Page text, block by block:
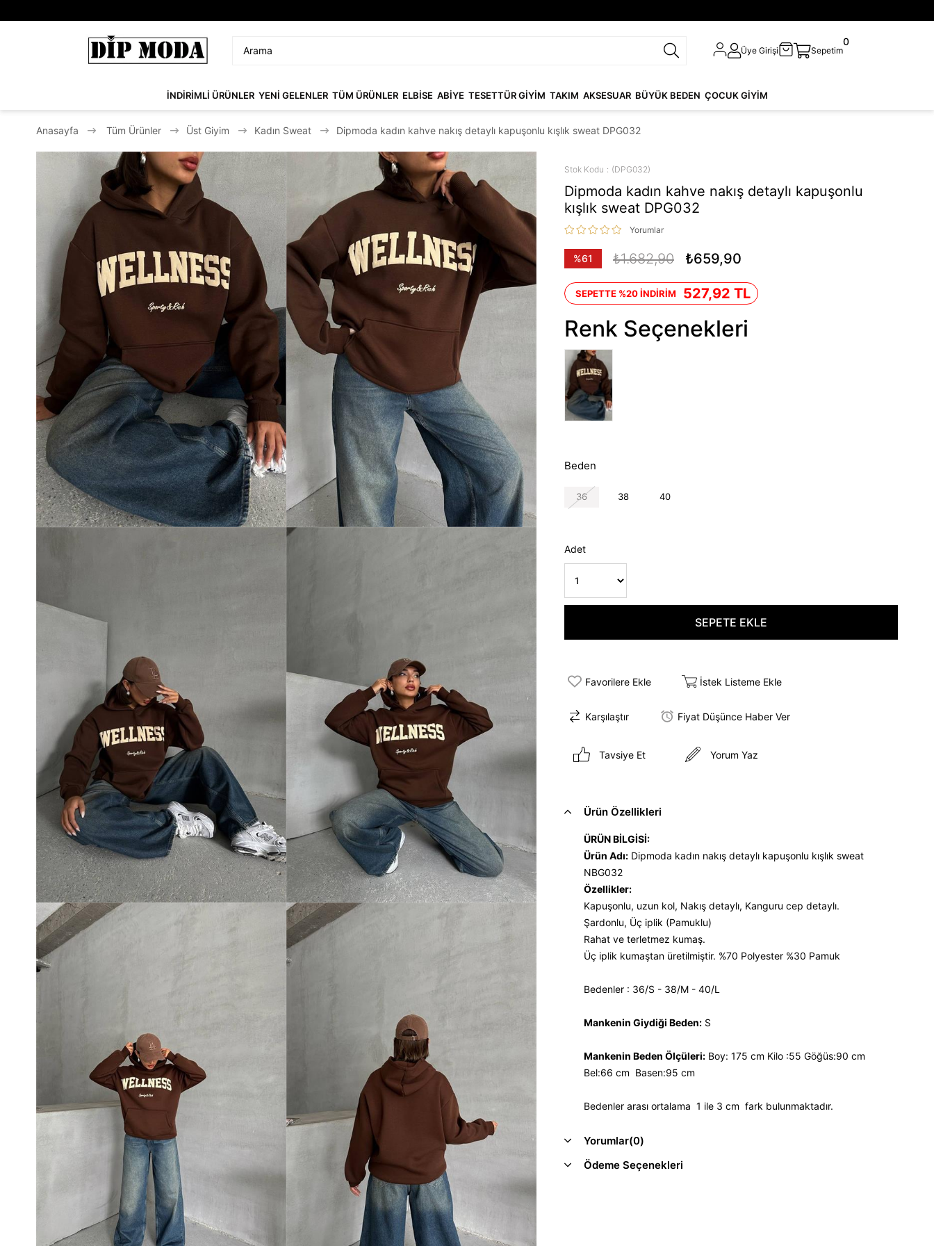
Üye Girişi Sepetim
0
İNDİRİMLİ ÜRÜNLER YENİ GELENLER TÜM ÜRÜNLER ELBİSE ABİYE TESETTÜR GİYİM TAKIM AKSESUAR BÜYÜK BEDEN ÇOCUK GİYİM
Anasayfa Tüm Ürünler Üst Giyim Kadın Sweat Dipmoda kadın kahve nakış detaylı kapuşonlu kışlık sweat DPG032
Stok Kodu (DPG032)
Dipmoda kadın kahve nakış detaylı kapuşonlu
kışlık sweat DPG032
Yorumlar
%61
₺1.682,90 ₺659,90
SEPETTE %20 İNDİRİM 527,92 TL
Renk Seçenekleri
Beden
36 38 40
Adet
Favorilere Ekle İstek Listeme Ekle
Karşılaştır Fiyat Düşünce Haber Ver
Tavsiye Et Yorum Yaz
Ürün Özellikleri
ÜRÜN BİLGİSİ:
Ürün Adı: Dipmoda kadın nakış detaylı kapuşonlu kışlık sweat
NBG032
Özellikler:
Kapuşonlu, uzun kol, Nakış detaylı, Kanguru cep detaylı.
Şardonlu, Üç iplik (Pamuklu)
Rahat ve terletmez kumaş.
Üç iplik kumaştan üretilmiştir. %70 Polyester %30 Pamuk
Bedenler : 36/S - 38/M - 40/L
Mankenin Giydiği Beden: S
Mankenin Beden Ölçüleri: Boy: 175 cm Kilo :55 Göğüs:90 cm
Bel:66 cm Basen:95 cm
Bedenler arası ortalama 1 ile 3 cm fark bulunmaktadır.
Yorumlar(0)
Ödeme Seçenekleri